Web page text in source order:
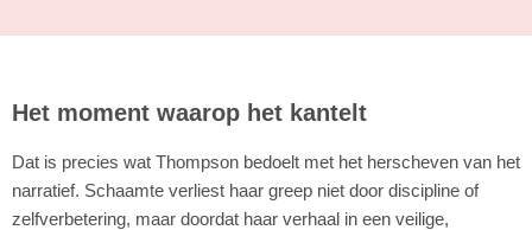
Het moment waarop het kantelt
Dat is precies wat Thompson bedoelt met het herscheven van het
narratief. Schaamte verliest haar greep niet door discipline of
zelfverbetering, maar doordat haar verhaal in een veilige,